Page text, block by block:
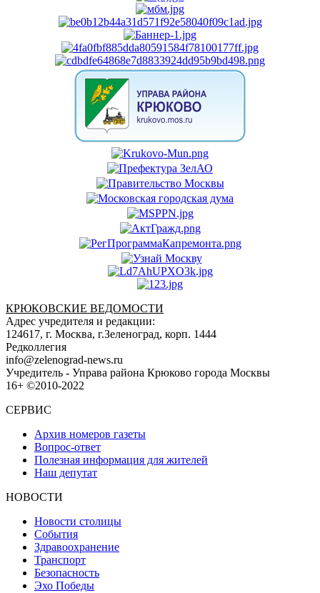
КРЮКОВСКИЕ ВЕДОМОСТИ
Адрес учредителя и редакции:
124617, г. Москва, г.Зеленоград, корп. 1444
Редколлегия
info@zelenograd-news.ru
Учредитель - Управа района Крюково города Москвы
16+ ©2010-2022
СЕРВИС
Архив номеров газеты
Вопрос-ответ
Полезная информация для жителей
Наш депутат
НОВОСТИ
Новости столицы
События
Здравоохранение
Транспорт
Безопасность
Эхо Победы